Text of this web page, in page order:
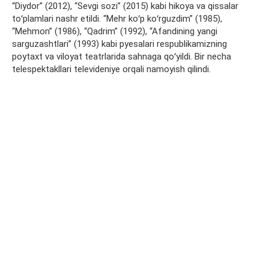
“Diydor” (2012), “Sevgi sozi” (2015) kabi hikoya va qissalar
toʻplamlari nashr etildi. “Mehr koʻp koʻrguzdim” (1985),
“Mehmon” (1986), “Qadrim” (1992), “Afandining yangi
sarguzashtlari” (1993) kabi pyesalari respublikamizning
poytaxt va viloyat teatrlarida sahnaga qoʻyildi. Bir necha
telespektakllari televideniye orqali namoyish qilindi.